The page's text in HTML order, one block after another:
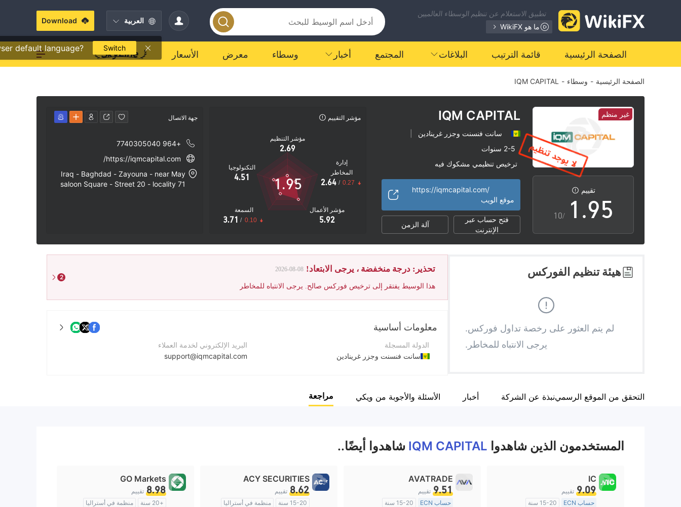
تطبيق الاستعلام عن تنظيم الوسطاء العالميين
ما هو WikiFX
العربية
default language? Switch
Download
الصفحة الرئيسية قائمة الترتيب البلاغات المجتمع أخبار وسطاء معرض الأسعار
الصفحة الرئيسية - وسطاء -
IQM CAPITAL
غير منظم
تقييم0
1
2
3
5
7
9
.
3
4
5
6
7
8
9
0
1
2
4
5
6
7
9
/10
IQM CAPITAL
سانت فنسنت وجزر غرينادين
2-5 سنوات
ترخيص تنظيمي مشكوك فيه
https://iqmcapital.com/
موقع الويب
فتح حساب عبر
الإنترنت
آلة الزمن
مؤشر التقييم
مؤشر التنظيم
2.69
التكنولوجيا
4.51
السمعة
3.71 / 0.10
مؤشر الأعمال
5.92
إدارة
المخاطر
2.64 / 0.27
1.95
جهة الاتصال
+964 7740305040
https://iqmcapital.com/
Iraq - Baghdad - Zayouna - near May
saloon Square - Street 20 - locality 71
هيئة تنظيم الفوركس
لم يتم العثور على رخصة تداول فوركس.
يرجى الانتباه للمخاطر.
تحذير: درجة منخفضة ، يرجى الابتعاد! 2026-08-08
هذا الوسيط يفتقر إلى ترخيص فوركس صالح. يرجى الانتباه للمخاطر
2
معلومات أساسية
الدولة المسجلة
سانت فنسنت وجزر غرينادين
اسم الشركة
البريد الإلكتروني لخدمة العملاء
support@iqmcapital.com
التحقق من الموقع الرسمينبذة عن الشركة أخبار الأسئلة والأجوبة من ويكي مراجعة
المستخدمون الذين شاهدوا IQM CAPITAL شاهدوا أيضًا..
IC
9.09 تقييم
حساب ECN
15-20 سنة
AVATRADE
9.51 تقييم
حساب ECN
15-20 سنة
ACY SECURITIES
8.62 تقييم
15-20 سنة
منظمة في أستراليا
GO Markets
8.98 تقييم
+20 سنة
منظمة في أستراليا